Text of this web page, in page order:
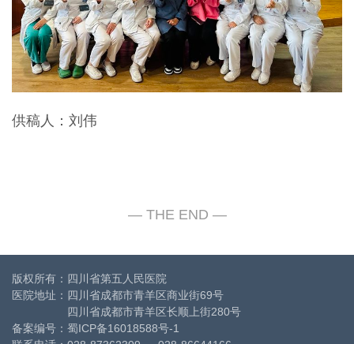
供稿人：刘伟
版权所有：四川省第五人民医院
医院地址：四川省成都市青羊区商业街69号
四川省成都市青羊区长顺上街280号
备案编号： 蜀ICP备16018588号-1